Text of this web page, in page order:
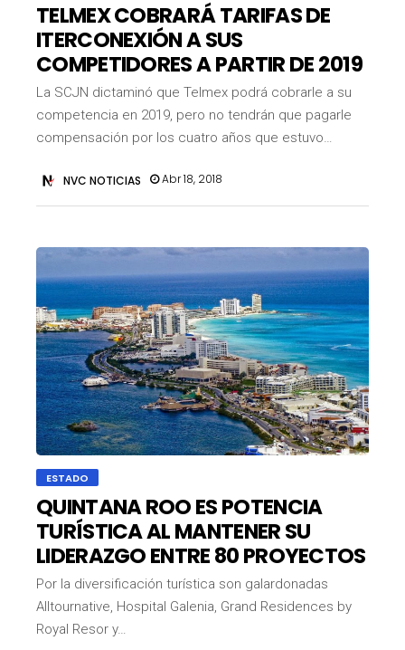
TELMEX COBRARÁ TARIFAS DE
ITERCONEXIÓN A SUS
COMPETIDORES A PARTIR DE 2019
La SCJN dictaminó que Telmex podrá cobrarle a su
competencia en 2019, pero no tendrán que pagarle
compensación por los cuatro años que estuvo…
NVC NOTICIAS Abr 18, 2018
ESTADO
QUINTANA ROO ES POTENCIA
TURÍSTICA AL MANTENER SU
LIDERAZGO ENTRE 80 PROYECTOS
Por la diversificación turística son galardonadas
Alltournative, Hospital Galenia, Grand Residences by
Royal Resor y…